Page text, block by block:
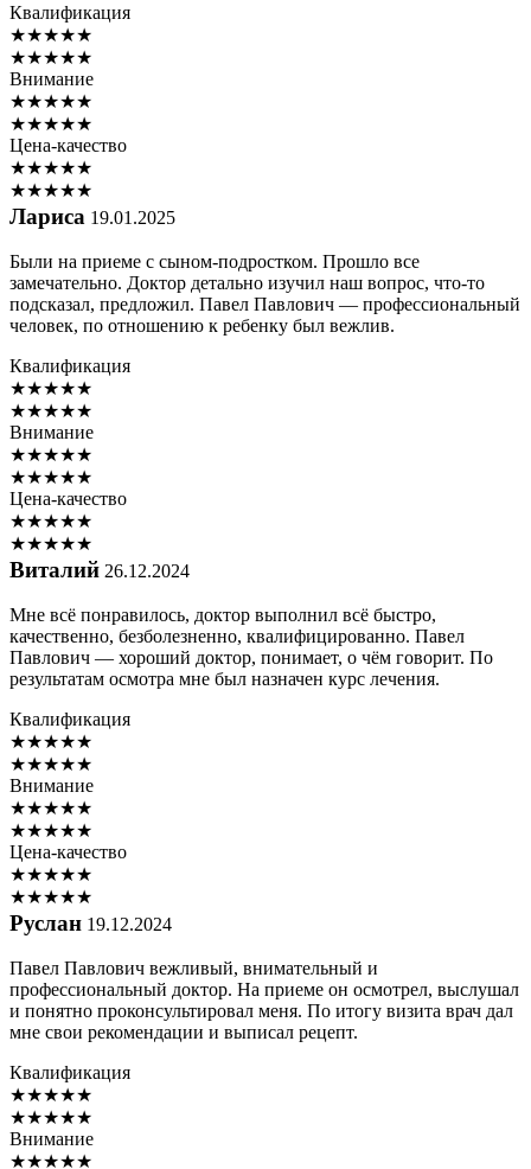
Квалификация
★★★★★
★★★★★
Внимание
★★★★★
★★★★★
Цена-качество
★★★★★
★★★★★
Лариса 19.01.2025
Были на приеме с сыном-подростком. Прошло все
замечательно. Доктор детально изучил наш вопрос, что-то
подсказал, предложил. Павел Павлович — профессиональный
человек, по отношению к ребенку был вежлив.
Квалификация
★★★★★
★★★★★
Внимание
★★★★★
★★★★★
Цена-качество
★★★★★
★★★★★
Виталий 26.12.2024
Мне всё понравилось, доктор выполнил всё быстро,
качественно, безболезненно, квалифицированно. Павел
Павлович — хороший доктор, понимает, о чём говорит. По
результатам осмотра мне был назначен курс лечения.
Квалификация
★★★★★
★★★★★
Внимание
★★★★★
★★★★★
Цена-качество
★★★★★
★★★★★
Руслан 19.12.2024
Павел Павлович вежливый, внимательный и
профессиональный доктор. На приеме он осмотрел, выслушал
и понятно проконсультировал меня. По итогу визита врач дал
мне свои рекомендации и выписал рецепт.
Квалификация
★★★★★
★★★★★
Внимание
★★★★★